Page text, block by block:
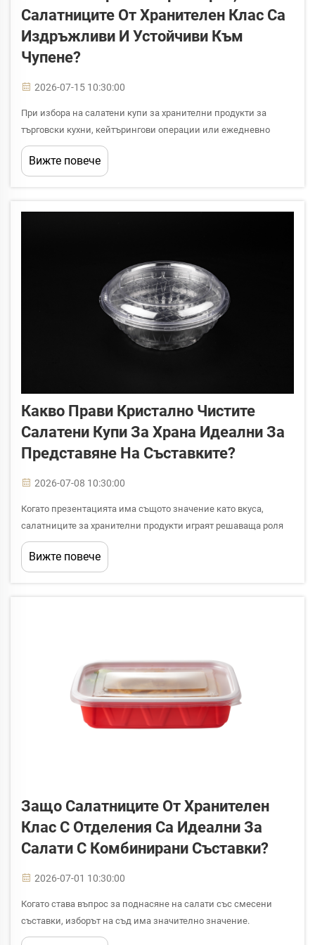
Салатниците От Хранителен Клас Са
Издръжливи И Устойчиви Към
Чупене?
2026-07-15 10:30:00
При избора на салатени купи за хранителни продукти за
търговски кухни, кейтърингови операции или ежедневно
обслужване на храна, изборът на материал е единственият
най-важен фактор, който определя издръжливостта и
Вижте повече
Какво Прави Кристално Чистите
Салатени Купи За Храна Идеални За
Представяне На Съставките?
2026-07-08 10:30:00
Когато презентацията има същото значение като вкуса,
салатниците за хранителни продукти играят решаваща роля
за начина, по който клиентите ви възприемат продукта.
Кристално прозрачните салатници за хранителни продукти са
проектирани така, че яркозелените зеленчуци, цветните
Вижте повече
Защо Салатниците От Хранителен
Клас С Отделения Са Идеални За
Салати С Комбинирани Съставки?
2026-07-01 10:30:00
Когато става въпрос за поднасяне на салати със смесени
съставки, изборът на съд има значително значение.
Салатниците с отделения са специално проектирани да